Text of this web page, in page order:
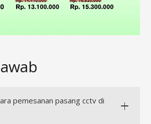
pemesanan pasang cctv di